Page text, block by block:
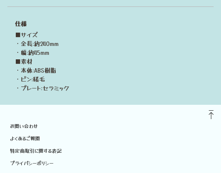
仕様
■サイズ
・全長:約240mm
・幅:約45mm
■素材
・本体:ABS樹脂
・ピン:猪毛
・プレート:セラミック
お問い合わせ
よくあるご質問
特定商取引に関する表記
プライバシーポリシー